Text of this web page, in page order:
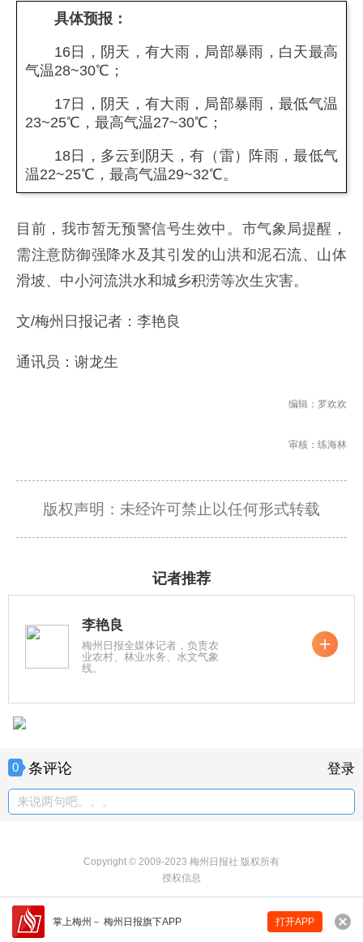
掌上梅州 － 梅州日报旗下APP 打开APP
具体预报：
16日，阴天，有大雨，局部暴雨，白天最高
气温28~30℃；
17日，阴天，有大雨，局部暴雨，最低气温
23~25℃，最高气温27~30℃；
18日，多云到阴天，有（雷）阵雨，最低气
温22~25℃，最高气温29~32℃。
目前，我市暂无预警信号生效中。市气象局提醒，
需注意防御强降水及其引发的山洪和泥石流、山体
滑坡、中小河流洪水和城乡积涝等次生灾害。
文/梅州日报记者：李艳良
通讯员：谢龙生
编辑：罗欢欢
审核：练海林
版权声明：未经许可禁止以任何形式转载
记者推荐
李艳良
梅州日报全媒体记者，负责农
业农村、林业水务、水文气象
线。
0 条评论 登录
来说两句吧。。。
来说两句吧...
Copyright © 2009-2023 梅州日报社 版权所有
授权信息